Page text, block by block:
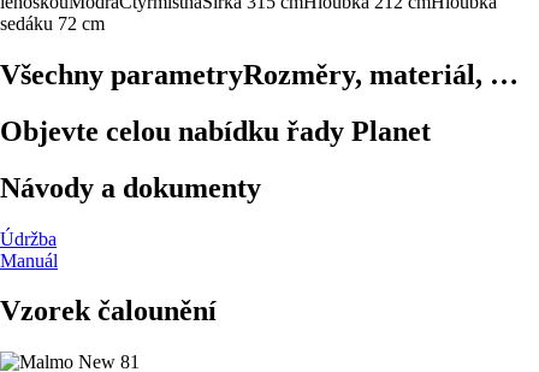
sedáku 72 cm
Všechny parametryRozměry, materiál, …
Objevte celou nabídku řady Planet
Návody a dokumenty
Údržba
Manuál
Vzorek čalounění